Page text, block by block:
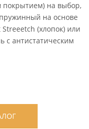
покрытием) на выбор,
на основе
(хлопок) или
с антистатическим